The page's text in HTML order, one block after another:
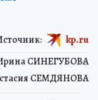
СИНЕГУБОВА
СЕМДЯНОВА
kp.ru